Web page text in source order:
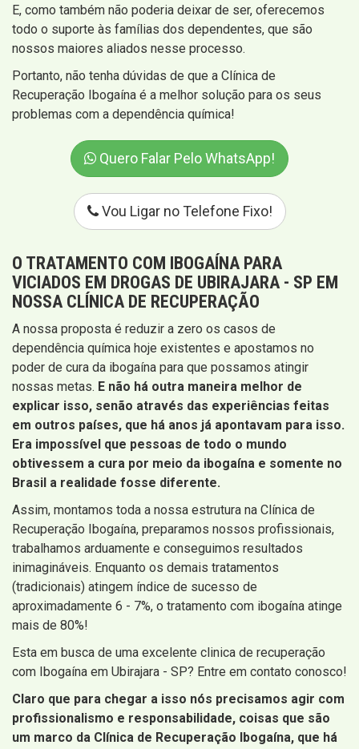
E, como também não poderia deixar de ser, oferecemos
todo o suporte às famílias dos dependentes, que são
nossos maiores aliados nesse processo.
Portanto, não tenha dúvidas de que a Clínica de
Recuperação Ibogaína é a melhor solução para os seus
problemas com a dependência química!
Quero Falar Pelo WhatsApp!
Vou Ligar no Telefone Fixo!
O TRATAMENTO COM IBOGAÍNA PARA
VICIADOS EM DROGAS DE UBIRAJARA - SP EM
NOSSA CLÍNICA DE RECUPERAÇÃO
A nossa proposta é reduzir a zero os casos de
dependência química hoje existentes e apostamos no
poder de cura da ibogaína para que possamos atingir
nossas metas. E não há outra maneira melhor de
explicar isso, senão através das experiências feitas
em outros países, que há anos já apontavam para isso.
Era impossível que pessoas de todo o mundo
obtivessem a cura por meio da ibogaína e somente no
Brasil a realidade fosse diferente.
Assim, montamos toda a nossa estrutura na Clínica de
Recuperação Ibogaína, preparamos nossos profissionais,
trabalhamos arduamente e conseguimos resultados
inimagináveis. Enquanto os demais tratamentos
(tradicionais) atingem índice de sucesso de
aproximadamente 6 - 7%, o tratamento com ibogaína atinge
mais de 80%!
Esta em busca de uma excelente clinica de recuperação
com Ibogaína em Ubirajara - SP? Entre em contato conosco!
Claro que para chegar a isso nós precisamos agir com
profissionalismo e responsabilidade, coisas que são
um marco da Clínica de Recuperação Ibogaína, que há